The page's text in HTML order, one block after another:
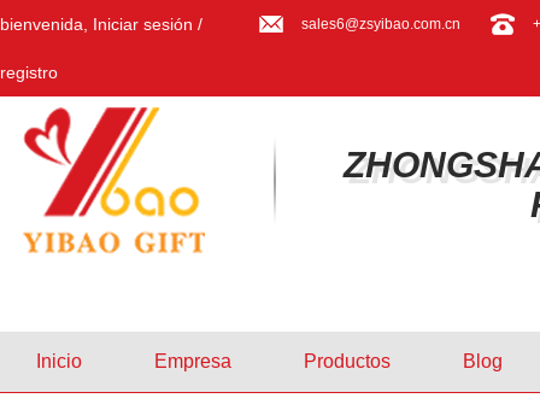
bienvenida, Iniciar sesión /
registro
sales6@zsyibao.com.cn
Inicio Empresa Productos Blog